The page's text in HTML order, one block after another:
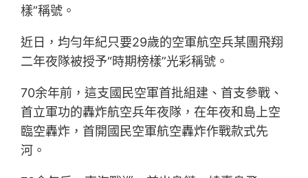
樣”稱號。
近日，均勻年紀只要29歲的空軍航空兵某團飛翔
二年夜隊被授予“時期榜樣”光彩稱號。
70余年前，這支國民空軍首批組建、首支參戰、
首立軍功的轟炸航空兵年夜隊，在年夜和島上空
臨空轟炸，首開國民空軍航空轟炸作戰款式先
河。